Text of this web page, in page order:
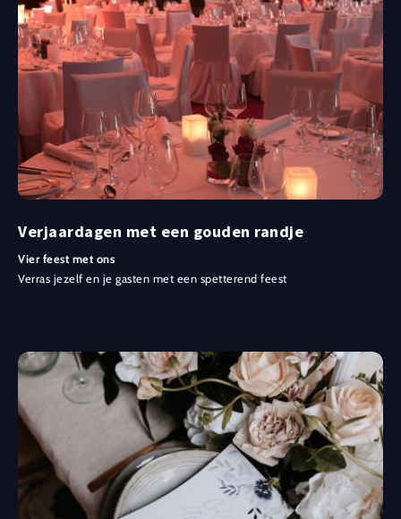
Verjaardagen met een gouden randje
Vier feest met ons
Verras jezelf en je gasten met een spetterend feest